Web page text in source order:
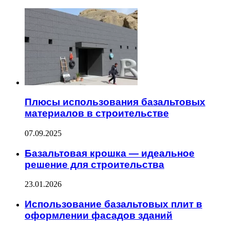
Плюсы использования базальтовых
материалов в строительстве
07.09.2025
Базальтовая крошка — идеальное
решение для строительства
23.01.2026
Использование базальтовых плит в
оформлении фасадов зданий